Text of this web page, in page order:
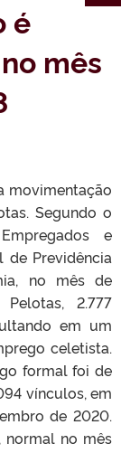
é
mês
movimentação
Segundo o
e
de Previdência
no mês de
2.777
em um
celetista.
formal foi de
vínculos, em
de 2020.
normal no mês